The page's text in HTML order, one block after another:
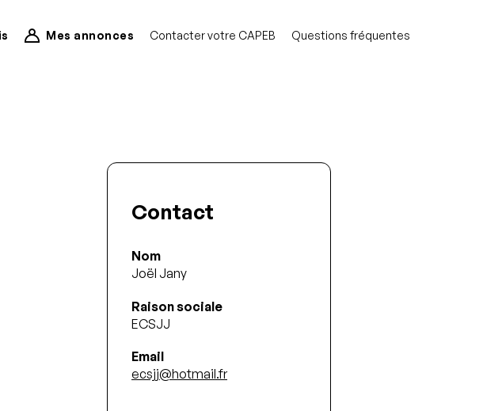
Mes annonces Contacter votre CAPEB Questions fréquentes
Contact
Nom
Joël Jany
Raison sociale
ECSJJ
Email
ecsjj@hotmail.fr